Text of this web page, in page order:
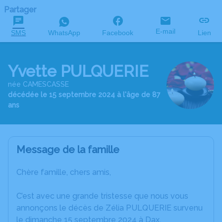
Partager
SMS WhatsApp Facebook E-mail Lien
Yvette PULQUERIE
née CAMESCASSE
décédée le 15 septembre 2024 à l'âge de 87
ans
Message de la famille
Chère famille, chers amis,
C’est avec une grande tristesse que nous vous
annonçons le décès de Zélia PULQUERIE survenu
le dimanche 15 septembre 2024 à Dax.